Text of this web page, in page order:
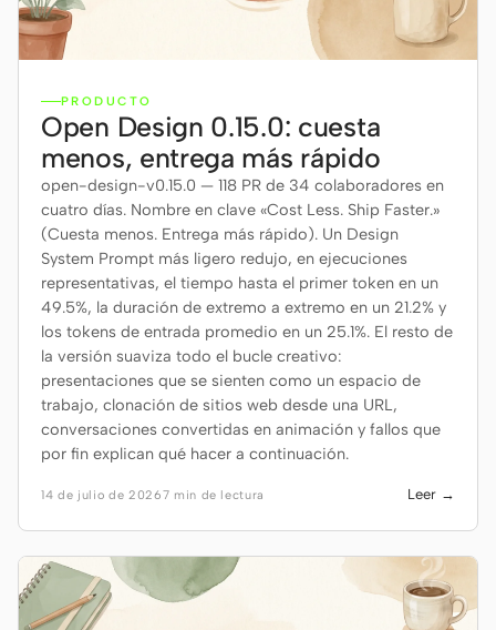
Discord Discussions
PRODUCTO
Open Design 0.15.0: cuesta
menos, entrega más rápido
open-design-v0.15.0 — 118 PR de 34 colaboradores en
cuatro días. Nombre en clave «Cost Less. Ship Faster.»
(Cuesta menos. Entrega más rápido). Un Design
System Prompt más ligero redujo, en ejecuciones
representativas, el tiempo hasta el primer token en un
49.5%, la duración de extremo a extremo en un 21.2% y
los tokens de entrada promedio en un 25.1%. El resto de
la versión suaviza todo el bucle creativo:
presentaciones que se sienten como un espacio de
trabajo, clonación de sitios web desde una URL,
conversaciones convertidas en animación y fallos que
por fin explican qué hacer a continuación.
14 de julio de 20267 min de lectura Leer →